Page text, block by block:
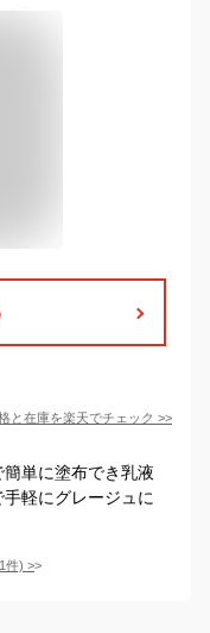
と在庫を楽天でチェック >>
単に塗布でき乳液
軽にグレージュに
1件) >